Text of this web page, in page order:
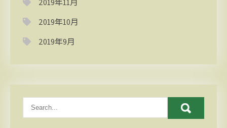
2019年11月
2019年10月
2019年9月